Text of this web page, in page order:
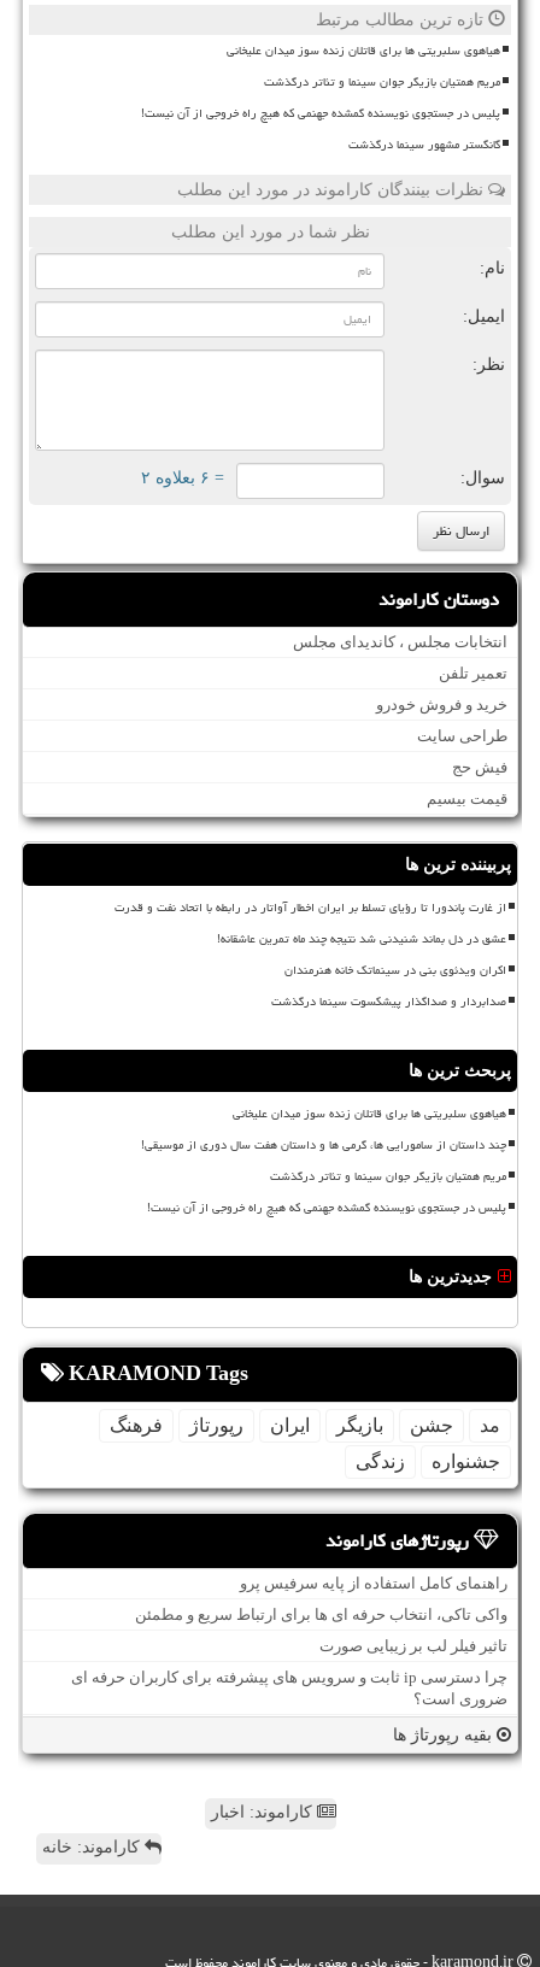
تازه ترین مطالب مرتبط
هیاهوی سلبریتی ها برای قاتلان زنده سوز میدان علیخانی
مریم همتیان بازیگر جوان سینما و تئاتر درگذشت
پلیس در جستجوی نویسنده گمشده جهنمی که هیچ راه خروجی از آن نیست!
گانگستر مشهور سینما درگذشت
نظرات بینندگان کاراموند در مورد این مطلب
نظر شما در مورد این مطلب
نام:
ایمیل:
نظر:
سوال: = ۶ بعلاوه ۲
دوستان کاراموند
انتخابات مجلس ، کاندیدای مجلس
تعمیر تلفن
خرید و فروش خودرو
طراحی سایت
فیش حج
قیمت بیسیم
پربیننده ترین ها
از غارت پاندورا تا رؤیای تسلط بر ایران اخطار آواتار در رابطه با اتحاد نفت و قدرت
عشق در دل بماند شنیدنی شد نتیجه چند ماه تمرین عاشقانه!
اکران ویدئوی بنی در سینماتک خانه هنرمندان
صدابردار و صداگذار پیشکسوت سینما درگذشت
پربحث ترین ها
هیاهوی سلبریتی ها برای قاتلان زنده سوز میدان علیخانی
چند داستان از سامورایی ها، گرمی ها و داستان هفت سال دوری از موسیقی!
مریم همتیان بازیگر جوان سینما و تئاتر درگذشت
پلیس در جستجوی نویسنده گمشده جهنمی که هیچ راه خروجی از آن نیست!
جدیدترین ها
KARAMOND Tags
مد جشن بازیگر ایران رپورتاژ
فرهنگ
جشنواره
زندگی
رپورتاژهای کاراموند
راهنمای کامل استفاده از پایه سرفیس پرو
واکی تاکی، انتخاب حرفه ای ها برای ارتباط سریع و مطمئن
تاثیر فیلر لب بر زیبایی صورت
چرا دسترسی ip ثابت و سرویس های پیشرفته برای کاربران حرفه ای
ضروری است؟
بقیه رپورتاژ ها
کاراموند: اخبار
کاراموند: خانه